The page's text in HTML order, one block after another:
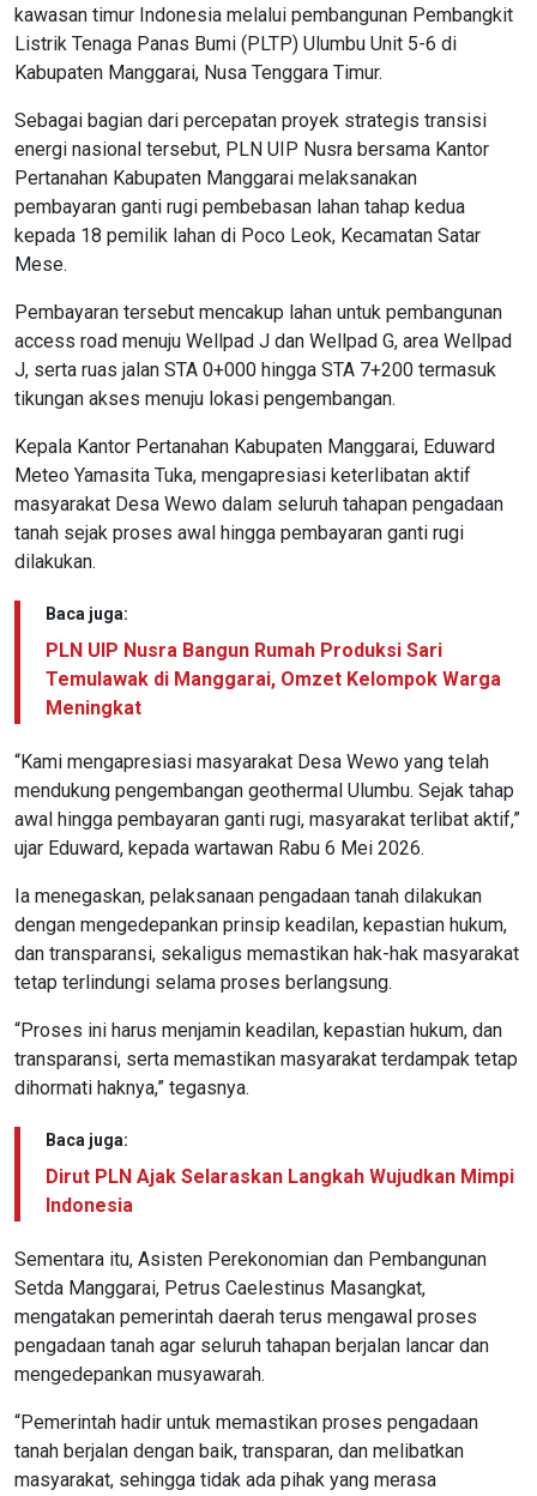
kawasan timur Indonesia melalui pembangunan Pembangkit
Listrik Tenaga Panas Bumi (PLTP) Ulumbu Unit 5-6 di
Kabupaten Manggarai, Nusa Tenggara Timur.
Sebagai bagian dari percepatan proyek strategis transisi
energi nasional tersebut, PLN UIP Nusra bersama Kantor
Pertanahan Kabupaten Manggarai melaksanakan
pembayaran ganti rugi pembebasan lahan tahap kedua
kepada 18 pemilik lahan di Poco Leok, Kecamatan Satar
Mese.
Pembayaran tersebut mencakup lahan untuk pembangunan
access road menuju Wellpad J dan Wellpad G, area Wellpad
J, serta ruas jalan STA 0+000 hingga STA 7+200 termasuk
tikungan akses menuju lokasi pengembangan.
Kepala Kantor Pertanahan Kabupaten Manggarai, Eduward
Meteo Yamasita Tuka, mengapresiasi keterlibatan aktif
masyarakat Desa Wewo dalam seluruh tahapan pengadaan
tanah sejak proses awal hingga pembayaran ganti rugi
dilakukan.
Baca juga:
PLN UIP Nusra Bangun Rumah Produksi Sari
Temulawak di Manggarai, Omzet Kelompok Warga
Meningkat
“Kami mengapresiasi masyarakat Desa Wewo yang telah
mendukung pengembangan geothermal Ulumbu. Sejak tahap
awal hingga pembayaran ganti rugi, masyarakat terlibat aktif,”
ujar Eduward, kepada wartawan Rabu 6 Mei 2026.
Ia menegaskan, pelaksanaan pengadaan tanah dilakukan
dengan mengedepankan prinsip keadilan, kepastian hukum,
dan transparansi, sekaligus memastikan hak-hak masyarakat
tetap terlindungi selama proses berlangsung.
“Proses ini harus menjamin keadilan, kepastian hukum, dan
transparansi, serta memastikan masyarakat terdampak tetap
dihormati haknya,” tegasnya.
Baca juga:
Dirut PLN Ajak Selaraskan Langkah Wujudkan Mimpi
Indonesia
Sementara itu, Asisten Perekonomian dan Pembangunan
Setda Manggarai, Petrus Caelestinus Masangkat,
mengatakan pemerintah daerah terus mengawal proses
pengadaan tanah agar seluruh tahapan berjalan lancar dan
mengedepankan musyawarah.
“Pemerintah hadir untuk memastikan proses pengadaan
tanah berjalan dengan baik, transparan, dan melibatkan
masyarakat, sehingga tidak ada pihak yang merasa